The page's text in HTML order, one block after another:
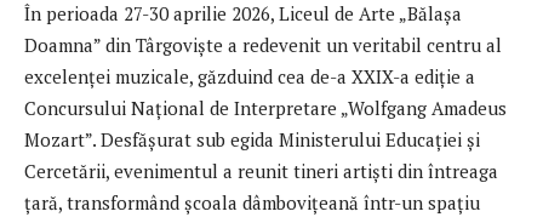
În perioada 27-30 aprilie 2026, Liceul de Arte „Bălașa
Doamna” din Târgoviște a redevenit un veritabil centru al
excelenței muzicale, găzduind cea de-a XXIX-a ediție a
Concursului Național de Interpretare „Wolfgang Amadeus
Mozart”. Desfășurat sub egida Ministerului Educației și
Cercetării, evenimentul a reunit tineri artiști din întreaga
țară, transformând școala dâmbovițeană într-un spațiu